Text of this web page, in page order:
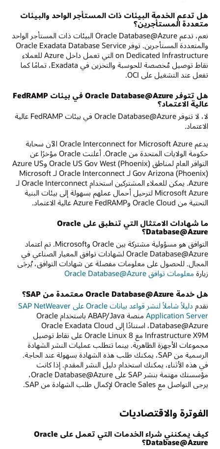
هل تدعم الخدمة البيئات ذات المستأجر الواحد والبيئات
متعددة المستأجرين؟
نعم، تدعم Oracle Database@Azure البيئات ذات المستأجر الواحد
والمتعددة المستأجرين. توفر Oracle Exadata Database Service
on Dedicated Infrastructure التي تعمل داخل Azure للعملاء
نقاط توصيل مُخصصة للحوسبة والتخزين في Exadata، تمامًا كما
تفعل عند التشغيل على OCI.
هل تتوفر Oracle Database@Azure في بيئات FedRAMP
عالية الاعتماد؟
لا، لا تتوفر Oracle Database@Azure في بيئات FedRAMP عالية
الاعتماد.
يدعم Oracle Interconnect for Microsoft Azure الآن سحابة
حكومة الولايات المتحدة من Oracle. أعلنت Oracle مؤخرًا عن
التوافر العام لمناطق Oracle US Gov West (Phoenix) وAzure US
Gov Arizona (Phoenix) لـ Oracle Interconnect لـ Microsoft
Azure. يمكن للعملاء المشتركين استخدام Oracle Interconnect لـ
Microsoft Azure لترحيل أحمال عملهم بسهولة إلى بيئات البنية
التحتية من Oracle Cloud وAzure FedRAMP عالية الاعتماد.
ما شهادات الامتثال التي تنطبق على Oracle
Database@Azure؟
التوافق هو مسؤولية مشتركة بين Oracle وMicrosoft. تم اعتماد
Oracle Database@Azure لشهادات توافق المعيار الصناعي في
المجال. للحصول على معلومات مفصلة عن شهادات التوافق، يُرجَى
زيارة معلومات توافق Oracle Database@Azure‏
هل خدمة Oracle Database@Azure معتمدة من SAP؟
نقدم
دليلاً شاملاً لنشر قواعد بيانات Oracle على SAP NetWeaver
Application Server
منصة ABAP/Java باستخدام Oracle
Database@Azure، استنادًا إلى Oracle Exadata Cloud
Infrastructure X9M مع Oracle Linux 8 على نقاط توصيل
مجموعات الأجهزة الظاهرية. بينما تتطلب عمليات النشر الشهادة
الرسمية من SAP، يمكنك طلب هذه الشهادة بسهولة عند الحاجة.
في هذه الأثناء، يمكنك استخدام دليل النشر المقدم. إذا كانت
مؤسستك مهتمة بنشر SAP على Oracle Database@Azure،
يرجى التواصل مع Oracle Sales لإكمال طلب الشهادة من SAP.
الفوترة والاقتصاديات
كيف يمكنني شراء الخدمات التي تعمل على Oracle
Database@Azure؟